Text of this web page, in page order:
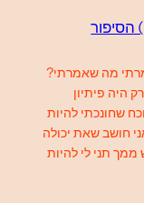
המנודה (ינואר 2021 ) הסיפור
מה שאמרתי?
היה פיתיון
שחונכתי להיות
חושב שאת יכולה
תני לי להיות